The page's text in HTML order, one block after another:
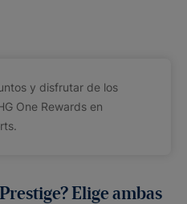
y disfrutar de los
One Rewards en
Elige ambas